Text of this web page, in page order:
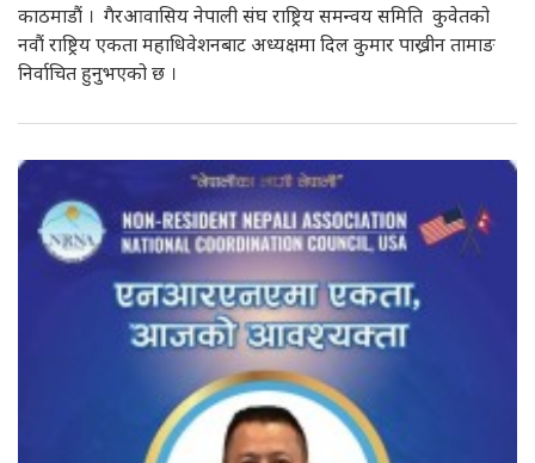
काठमाडौं । गैरआवासिय नेपाली संघ राष्ट्रिय समन्वय समिति कुवेतको
नवौं राष्ट्रिय एकता महाधिवेशनबाट अध्यक्षमा दिल कुमार पाख्रीन तामाङ
निर्वाचित हुनुभएको छ ।